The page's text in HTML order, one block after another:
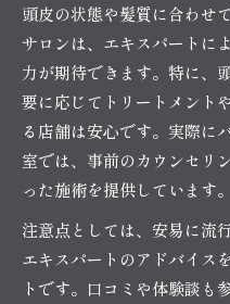
頭皮の状態や髪質に合わせ
サロンは、エキスパートに
力が期待できます。特に、
要に応じてトリートメント
る店舗は安心です。実際に
室では、事前のカウンセリ
った施術を提供しています。
注意点としては、安易に流
エキスパートのアドバイス
トです。口コミや体験談も